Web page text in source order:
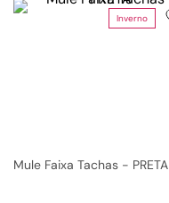
Inverno
Mule Faixa Tachas - PRETA